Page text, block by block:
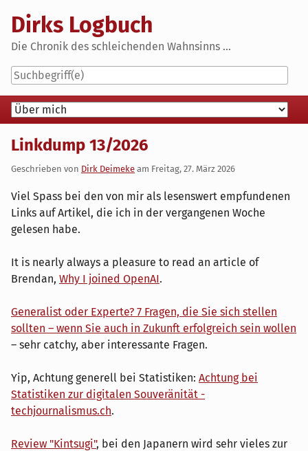
content
Dirks Logbuch
Die Chronik des schleichenden Wahnsinns ...
Navigation
Linkdump 13/2026
Geschrieben von Dirk Deimeke am Freitag, 27. März 2026
Viel Spass bei den von mir als lesenswert empfundenen
Links auf Artikel, die ich in der vergangenen Woche
gelesen habe.
It is nearly always a pleasure to read an article of
Brendan, Why I joined OpenAI.
Gene­ra­list oder Experte? 7 Fragen, die Sie sich stellen
sollten – wenn Sie auch in Zukunft erfolg­reich sein wollen
– sehr catchy, aber interessante Fragen.
Yip, Achtung generell bei Statistiken: Achtung bei
Statistiken zur digitalen Souveränität -
techjournalismus.ch.
Review "Kintsugi", bei den Japanern wird sehr vieles zur